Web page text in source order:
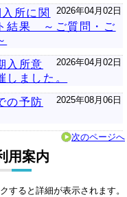
2026年04月02日
所に関
結果 ～ご質問・ご
2026年04月02日
入所意
しました。
2025年08月06日
の予防
次のページへ
用案内
すると詳細が表示されます。